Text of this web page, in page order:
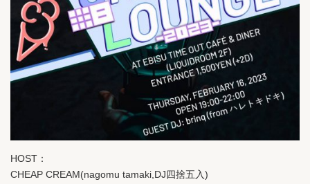
HOST：
CHEAP CREAM(nagomu tamaki,DJ四捨五入)